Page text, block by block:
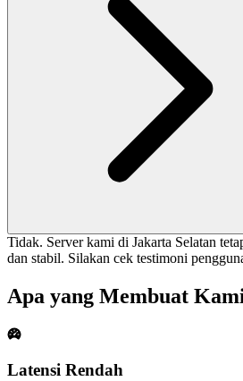
Tidak. Server kami di Jakarta Selatan
dan stabil. Silakan cek testimoni
Apa yang Membuat
Latensi Rendah